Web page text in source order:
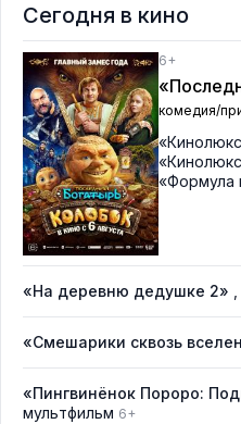
Сегодня в кино
6+
комедия/
«Формула
«На деревню дедушке 2»
«Смешарики сквозь
«Пингвинёнок Пороро:
мультфильм 6+